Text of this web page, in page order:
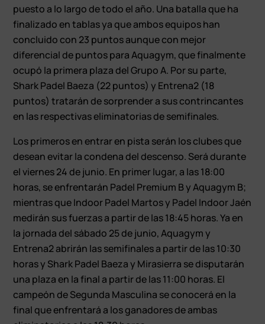
puesto a lo largo de todo el año. Una batalla que ha
finalizado en tablas ya que ambos equipos han
concluido con 23 puntos aunque con mejor
diferencial de puntos para Aquagym, que finalmente
ocupó la primera plaza del Grupo A. Por su parte,
Shark Padel Baeza (22 puntos) y Entrena2 (18
puntos) tratarán de sorprender a sus contrincantes
en las respectivas eliminatorias de semifinales.
Los primeros en entrar en pista serán los clubes que
desean evitar la condena del descenso. Será durante
el viernes 24 de junio. En primer lugar, a las 18:00
horas, se enfrentarán Padel Premium B y Aquagym B;
mientras que Indoor Padel Martos y Padel Indoor Jaén
medirán sus fuerzas a partir de las 18:45 horas. Ya en
la jornada del sábado 25 de junio, Aquagym y
Entrena2 abrirán las semifinales a partir de las 10:30
horas y Shark Padel Baeza y Mirasierra se disputarán
una plaza en la final a partir de las 11:00 horas. El
campeón de Segunda Masculina se conocerá en la
final que enfrentará a los ganadores de ambas